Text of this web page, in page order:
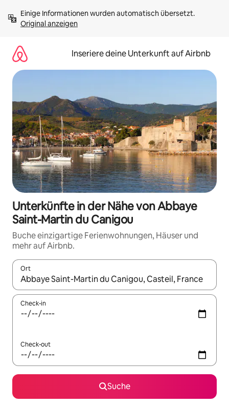
Inhalten
springenOriginal anzeigen
Inseriere deine Unterkunft auf Airbnb
Unterkünfte in der Nähe von Abbaye
Saint-Martin du Canigou
Buche einzigartige Ferienwohnungen, Häuser und
mehr auf Airbnb.
Ort
Wenn Ergebnisse verfügbar sind, navigiere mit den
Check-in
Check-out
Suche